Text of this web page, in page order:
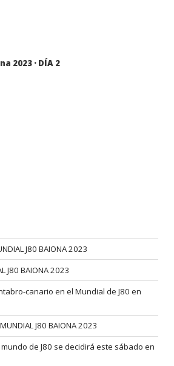
2023 · DÍA 2
J80 BAIONA 2023
J80 BAIONA 2023
canario en el Mundial de J80 en
MUNDIAL J80 BAIONA 2023
de J80 se decidirá este sábado en